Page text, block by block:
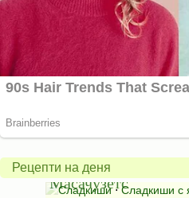
Рецепти на деня
Американски
ябълков
пай
от
Масачузетс
Сладкиши⋅Сладкиши с